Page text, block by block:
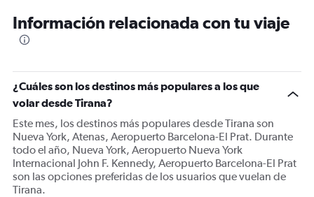
Información relacionada con tu viaje
¿Cuáles son los destinos más populares a los que
volar desde Tirana?
Este mes, los destinos más populares desde Tirana son
Nueva York, Atenas, Aeropuerto Barcelona-El Prat. Durante
todo el año, Nueva York, Aeropuerto Nueva York
Internacional John F. Kennedy, Aeropuerto Barcelona-El Prat
son las opciones preferidas de los usuarios que vuelan de
Tirana.